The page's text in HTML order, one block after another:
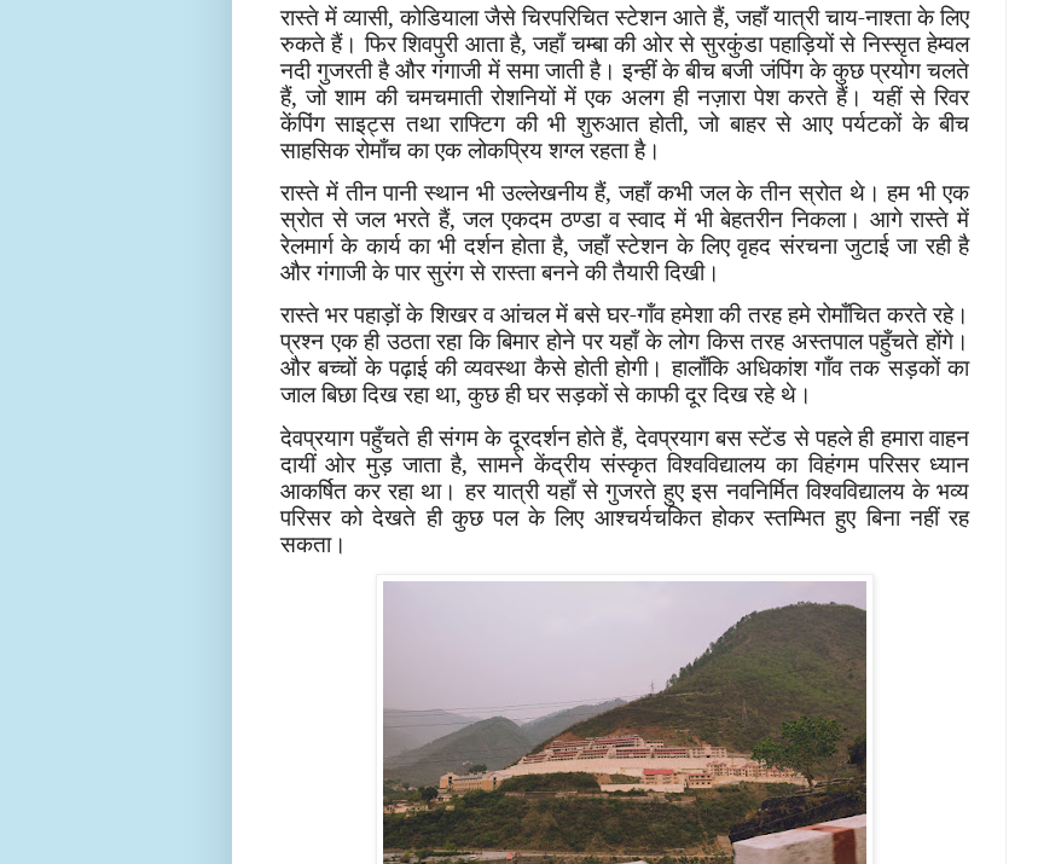
रास्ते में व्यासी, कोडियाला जैसे चिरपरिचित स्टेशन आते हैं, जहाँ यात्री चाय-नाश्ता के लिए
रुकते हैं। फिर शिवपुरी आता है, जहाँ चम्बा की ओर से सुरकुंडा पहाड़ियों से निस्सृत हेम्वल
नदी गुजरती है और गंगाजी में समा जाती है। इन्हीं के बीच बजी जंपिंग के कुछ प्रयोग चलते
हैं, जो शाम की चमचमाती रोशनियों में एक अलग ही नज़ारा पेश करते हैं। यहीं से रिवर
केंपिंग साइट्स तथा राफ्टिग की भी शुरुआत होती, जो बाहर से आए पर्यटकों के बीच
साहसिक रोमाँच का एक लोकप्रिय शग्ल रहता है।
रास्ते में तीन पानी स्थान भी उल्लेखनीय हैं, जहाँ कभी जल के तीन स्रोत थे। हम भी एक
स्रोत से जल भरते हैं, जल एकदम ठण्डा व स्वाद में भी बेहतरीन निकला। आगे रास्ते में
रेलमार्ग के कार्य का भी दर्शन होता है, जहाँ स्टेशन के लिए वृहद संरचना जुटाई जा रही है
और गंगाजी के पार सुरंग से रास्ता बनने की तैयारी दिखी।
रास्ते भर पहाड़ों के शिखर व आंचल में बसे घर-गाँव हमेशा की तरह हमे रोमाँचित करते रहे।
प्रश्न एक ही उठता रहा कि बिमार होने पर यहाँ के लोग किस तरह अस्तपाल पहुँचते होंगे।
और बच्चों के पढ़ाई की व्यवस्था कैसे होती होगी। हालाँकि अधिकांश गाँव तक सड़कों का
जाल बिछा दिख रहा था, कुछ ही घर सड़कों से काफी दूर दिख रहे थे।
देवप्रयाग पहुँचते ही संगम के दूरदर्शन होते हैं, देवप्रयाग बस स्टेंड से पहले ही हमारा वाहन
दायीं ओर मुड़ जाता है, सामने केंद्रीय संस्कृत विश्वविद्यालय का विहंगम परिसर ध्यान
आकर्षित कर रहा था। हर यात्री यहाँ से गुजरते हुए इस नवनिर्मित विश्वविद्यालय के भव्य
परिसर को देखते ही कुछ पल के लिए आश्चर्यचकित होकर स्तम्भित हुए बिना नहीं रह
सकता।